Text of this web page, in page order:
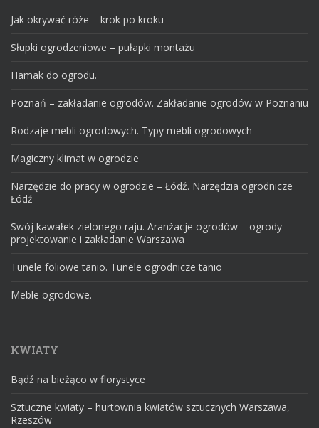
Jak okrywać róże – krok po kroku
Słupki ogrodzeniowe – pułapki montażu
Hamak do ogrodu.
Poznań – zakładanie ogrodów. Zakładanie ogrodów w Poznaniu
Rodzaje mebli ogrodowych. Typy mebli ogrodowych
Magiczny klimat w ogrodzie
Narzędzie do pracy w ogrodzie – Łódź. Narzędzia ogrodnicze
Łódź
Swój kawałek zielonego raju. Aranżacje ogrodów – ogrody
projektowanie i zakładanie Warszawa
Tunele foliowe tanio. Tunele ogrodnicze tanio
Meble ogrodowe.
KWIATY
Bądź na bieżąco w florystyce
Sztuczne kwiaty – hurtownia kwiatów sztucznych Warszawa,
Rzeszów